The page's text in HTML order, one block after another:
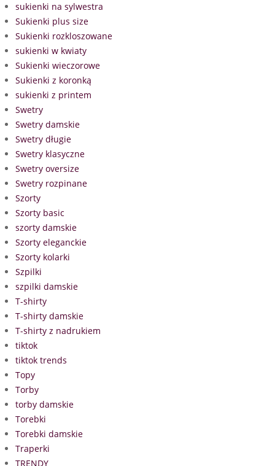
sukienki na sylwestra
Sukienki plus size
Sukienki rozkloszowane
sukienki w kwiaty
Sukienki wieczorowe
Sukienki z koronką
sukienki z printem
Swetry
Swetry damskie
Swetry długie
Swetry klasyczne
Swetry oversize
Swetry rozpinane
Szorty
Szorty basic
szorty damskie
Szorty eleganckie
Szorty kolarki
Szpilki
szpilki damskie
T-shirty
T-shirty damskie
T-shirty z nadrukiem
tiktok
tiktok trends
Topy
Torby
torby damskie
Torebki
Torebki damskie
Traperki
TRENDY